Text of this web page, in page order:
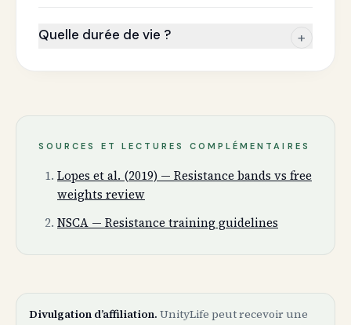
Quelle durée de vie ? +
SOURCES ET LECTURES COMPLÉMENTAIRES
Lopes et al. (2019) — Resistance bands vs free
weights review
NSCA — Resistance training guidelines
Divulgation d’affiliation. UnityLife peut recevoir une